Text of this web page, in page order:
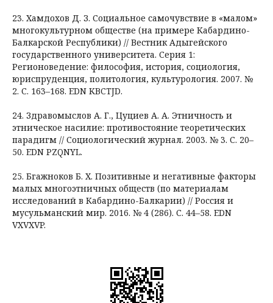
23. Хамдохов Д. З. Социальное самочувствие в «малом»
многокультурном обществе (на примере Кабардино-
Балкарской Республики) // Вестник Адыгейского
государственного университета. Серия 1:
Регионоведение: философия, история, социология,
юриспруденция, политология, культурология. 2007. №
2. С. 163–168. EDN KBCTJD.
24. Здравомыслов А. Г., Цуциев А. А. Этничность и
этническое насилие: противостояние теоретических
парадигм // Социологический журнал. 2003. № 3. С. 20–
50. EDN PZQNYL.
25. Бгажноков Б. Х. Позитивные и негативные факторы
малых многоэтничных обществ (по материалам
исследований в Кабардино-Балкарии) // Россия и
мусульманский мир. 2016. № 4 (286). С. 44–58. EDN
VXVXVP.